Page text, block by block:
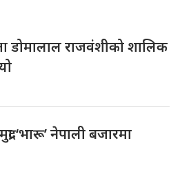
डोमालाल राजवंशीको शालिक
मुद्रा ‘भारू’ नेपाली बजारमा